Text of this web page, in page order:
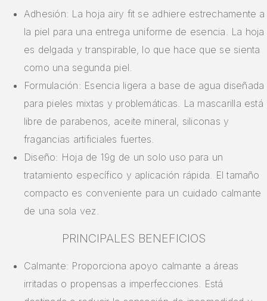
Adhesión: La hoja airy fit se adhiere estrechamente a
la piel para una entrega uniforme de esencia. La hoja
es delgada y transpirable, lo que hace que se sienta
como una segunda piel.
Formulación: Esencia ligera a base de agua diseñada
para pieles mixtas y problemáticas. La mascarilla está
libre de parabenos, aceite mineral, siliconas y
fragancias artificiales fuertes.
Diseño: Hoja de 19g de un solo uso para un
tratamiento específico y aplicación rápida. El tamaño
compacto es conveniente para un cuidado calmante
de una sola vez.
PRINCIPALES BENEFICIOS
Calmante: Proporciona apoyo calmante a áreas
irritadas o propensas a imperfecciones. Está